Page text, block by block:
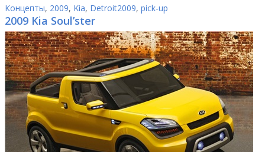
Концепты, 2009, Kia, Detroit2009, pick-up
2009 Kia Soul’ster